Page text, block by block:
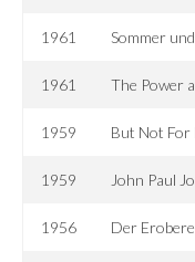
1961 Sommer
1961 The Power
1959 But Not For
1959 John Paul
1956 Der